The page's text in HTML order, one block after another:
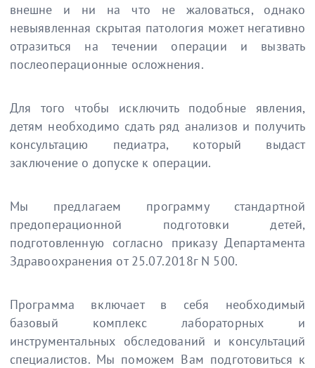
внешне и ни на что не жаловаться, однако
невыявленная скрытая патология может негативно
отразиться на течении операции и вызвать
послеоперационные осложнения.
Для того чтобы исключить подобные явления,
детям необходимо сдать ряд анализов и получить
консультацию педиатра, который выдаст
заключение о допуске к операции.
Мы предлагаем программу стандартной
предоперационной подготовки детей,
подготовленную согласно приказу Департамента
Здравоохранения от 25.07.2018г N 500.
Программа включает в себя необходимый
базовый комплекс лабораторных и
инструментальных обследований и консультаций
специалистов. Мы поможем Вам подготовиться к